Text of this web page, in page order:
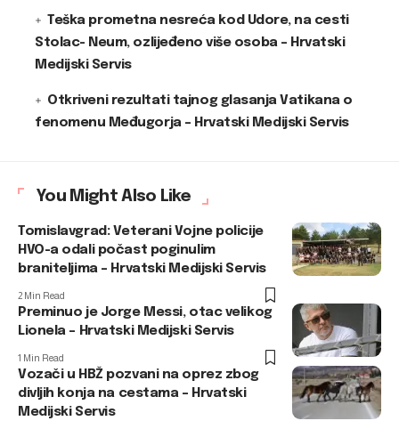
Teška prometna nesreća kod Udore, na cesti
Stolac- Neum, ozlijeđeno više osoba – Hrvatski
Medijski Servis
Otkriveni rezultati tajnog glasanja Vatikana o
fenomenu Međugorja – Hrvatski Medijski Servis
You Might Also Like
Tomislavgrad: Veterani Vojne policije
HVO-a odali počast poginulim
braniteljima – Hrvatski Medijski Servis
2 Min Read
Preminuo je Jorge Messi, otac velikog
Lionela – Hrvatski Medijski Servis
1 Min Read
Vozači u HBŽ pozvani na oprez zbog
divljih konja na cestama – Hrvatski
Medijski Servis